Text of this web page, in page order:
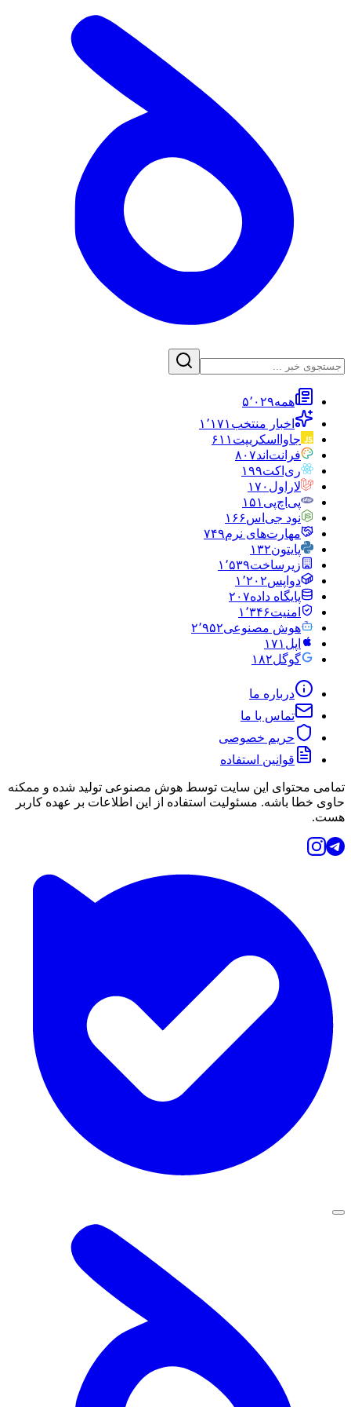
همه۵٬۰۲۹
اخبار منتخب ۱٬۱۷۱
جاوااسکریپت ۶۱۱
فرانت‌اند۸۰۷
ری‌اکت۱۹۹
لاراول ۱۷۰
پی‌اچ‌پی ۱۵۱
نود جی‌اس۱۶۶
مهارت‌های نرم۷۴۹
پایتون۱۳۲
زیرساخت۱٬۵۳۹
دواپس۱٬۲۰۲
پایگاه داده۲۰۷
امنیت۱٬۳۴۶
هوش مصنوعی۲٬۹۵۲
اپل ۱۷۱
گوگل۱۸۲
درباره ما
تماس با ما
حریم خصوصی
قوانین استفاده
تمامی محتوای این سایت توسط هوش مصنوعی تولید شده و ممکنه
حاوی خطا باشه. مسئولیت استفاده از این اطلاعات بر عهده کاربر
هست.